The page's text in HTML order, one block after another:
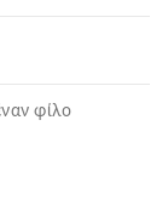
φίλο